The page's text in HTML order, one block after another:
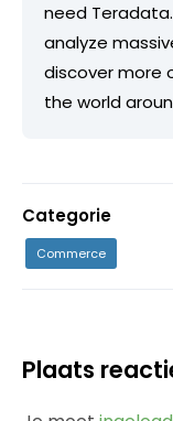
need
analyze
discover more
the world
Categorie
Commerce
Plaats